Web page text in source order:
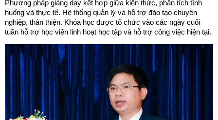
Phương pháp giảng dạy kết hợp giữa kiến thức, phân tích tình
huống và thực tế. Hệ thống quản lý và hỗ trợ đào tạo chuyên
nghiệp, thân thiện. Khóa học được tổ chức vào các ngày cuối
tuần hỗ trợ học viên linh hoạt học tập và hỗ trợ công việc hiện tại.